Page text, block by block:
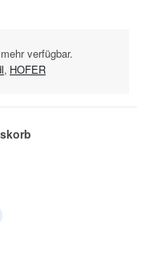
verfügbar.
, HOFER